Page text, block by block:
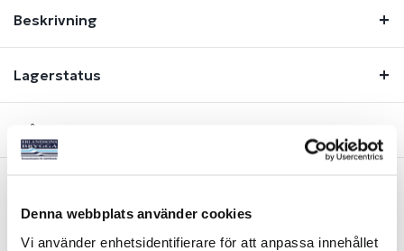
Denna webbplats använder cookies
Vi använder enhetsidentifierare för att anpassa innehållet
Beskrivning
Lagerstatus
Fråga om produkt
Liknande produkter